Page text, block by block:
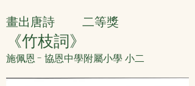
畫出唐詩 二等獎
《竹枝詞》
施佩恩 - 協恩中學附屬小學 小二